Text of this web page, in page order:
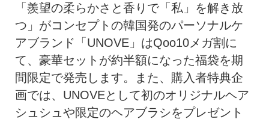
「羨望の柔らかさと香りで「私」を解き放
つ」がコンセプトの韓国発のパーソナルケ
アブランド「UNOVE」はQoo10メガ割に
て、豪華セットが約半額になった福袋を期
間限定で発売します。また、購入者特典企
画では、UNOVEとして初のオリジナルヘア
シュシュや限定のヘアブラシをプレゼント